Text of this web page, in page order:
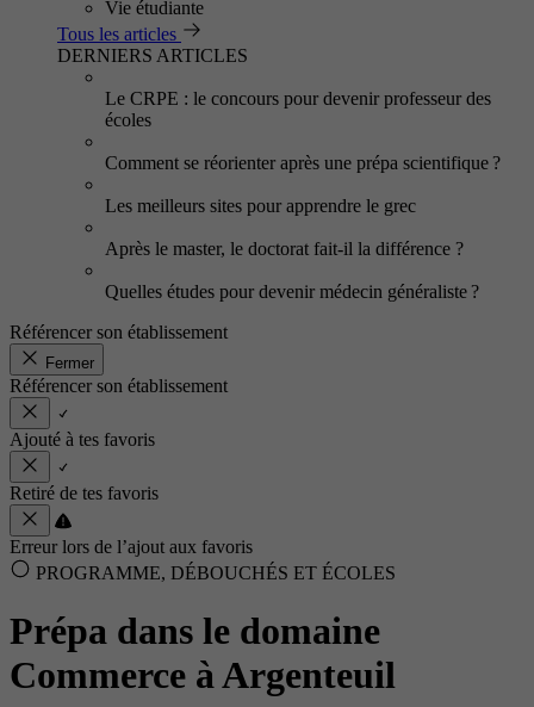
Vie étudiante
Tous les articles
DERNIERS ARTICLES
Le CRPE : le concours pour devenir professeur des
écoles
Comment se réorienter après une prépa scientifique ?
Les meilleurs sites pour apprendre le grec
Après le master, le doctorat fait-il la différence ?
Quelles études pour devenir médecin généraliste ?
Référencer son établissement
Fermer
Référencer son établissement
Ajouté à tes favoris
Retiré de tes favoris
Erreur lors de l’ajout aux favoris
PROGRAMME, DÉBOUCHÉS ET ÉCOLES
Prépa dans le domaine
Commerce à Argenteuil